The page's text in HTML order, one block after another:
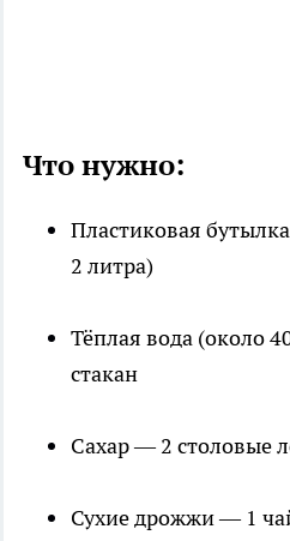
Что нужно:
Пластиковая
2 литра)
Тёплая вода (около
стакан
Сахар — 2 столовые
Сухие дрожжи — 1